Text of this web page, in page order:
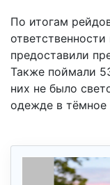
По итогам
предоставили
Также поймали
них не было
одежде в тёмное